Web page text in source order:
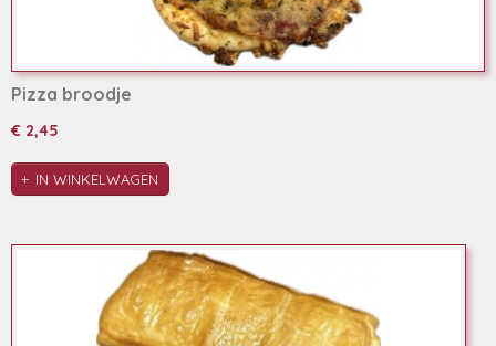
Pizza broodje
€ 2,45
IN WINKELWAGEN